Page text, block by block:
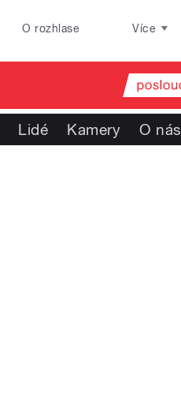
O rozhlase Více
Lidé Kamery O nás